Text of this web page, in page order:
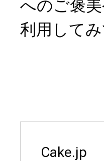
へのご褒
利用してみ
Cake.jp